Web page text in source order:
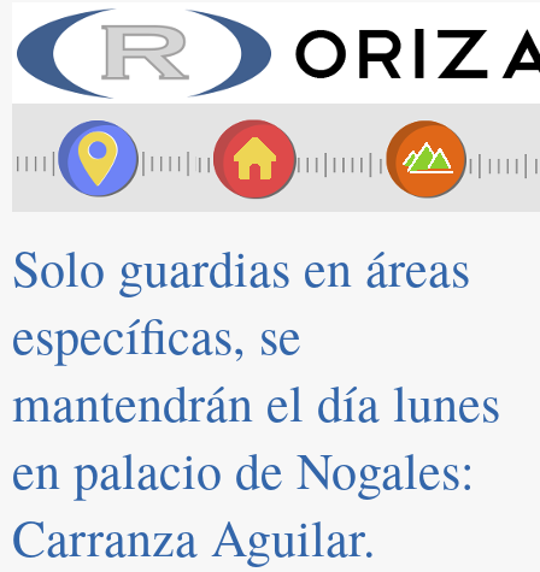
Solo guardias en áreas
específicas, se
mantendrán el día lunes
en palacio de Nogales:
Carranza Aguilar.